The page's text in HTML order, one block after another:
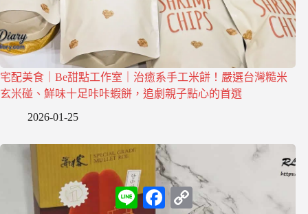
宅配美食｜Be甜點工作室｜治癒系手工米餅！嚴選台灣糙米
玄米碰、鮮味十足咔咔蝦餅，追劇親子點心的首選
2026-01-25
L
F
C
o